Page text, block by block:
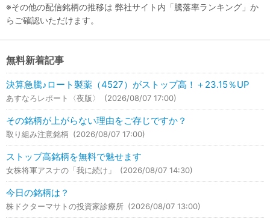
※その他の配信銘柄の推移は 弊社サイト内「騰落率ランキング」か
らご確認いただけます。
無料新着記事
決算急騰♪ロート製薬（4527）がストップ高！＋23.15％UP
あすなろレポート〈夜版〉 (2026/08/07 17:00)
その銘柄が上がらない理由をご存じですか？
取り組み注意銘柄 (2026/08/07 17:00)
ストップ高銘柄を無料で魅せます
女株将軍アスナの「我に続け」 (2026/08/07 14:30)
今日の銘柄は？
株ドクターマサトの投資家診療所 (2026/08/07 13:00)